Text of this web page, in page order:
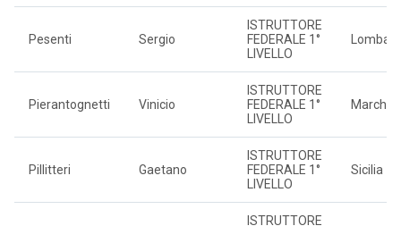
Pesenti Sergio
ISTRUTTORE
FEDERALE 1°
LIVELLO
Pierantognetti Vinicio
ISTRUTTORE
FEDERALE 1°
LIVELLO
Marche
Pillitteri Gaetano
ISTRUTTORE
FEDERALE 1°
LIVELLO
Sicilia
ISTRUTTORE